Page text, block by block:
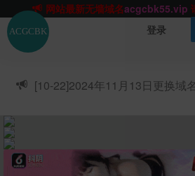
网站TG群聊t.me/acgbuster请收
ACGCBK官方App
点击下载 永不
网站最新无墙域名
ACGCBK官方App 点击下载永不
网站最新无墙域名
网站永久主站域名
acgcbk.vip
ACGCBK官方App
点击下载
永不
登录
[10-22]2024年11月13日更换域